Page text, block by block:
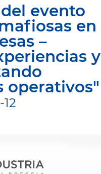
evento
en
–
y
operativos"
12